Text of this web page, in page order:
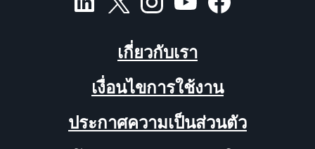
เกี่ยวกับเรา
เงื่อนไขการใช้งาน
ประกาศความเป็นส่วนตัว